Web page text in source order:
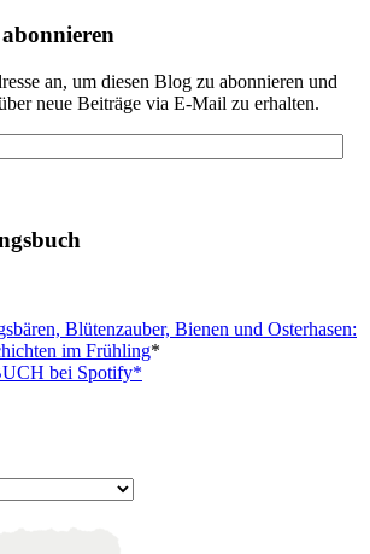
an, um diesen Blog zu abonnieren und
neue Beiträge via E-Mail zu erhalten.
Blütenzauber, Bienen und Osterhasen:
im Frühling*
bei Spotify*